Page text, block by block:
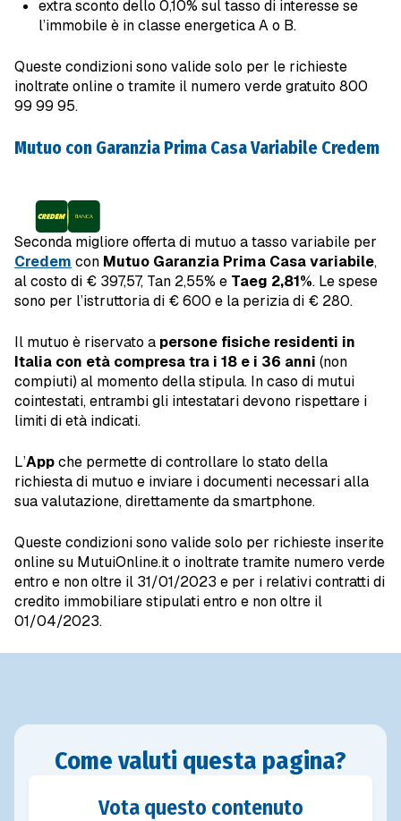
extra sconto dello 0,10% sul tasso di interesse se
l’immobile è in classe energetica A o B.
Queste condizioni sono valide solo per le richieste
inoltrate online o tramite il numero verde gratuito 800
99 99 95.
Mutuo con Garanzia Prima Casa Variabile Credem
Seconda migliore offerta di mutuo a tasso variabile per
Credem con Mutuo Garanzia Prima Casa variabile,
al costo di € 397,57, Tan 2,55% e Taeg 2,81%. Le spese
sono per l’istruttoria di € 600 e la perizia di € 280.
Il mutuo è riservato a persone fisiche residenti in
Italia con età compresa tra i 18 e i 36 anni (non
compiuti) al momento della stipula. In caso di mutui
cointestati, entrambi gli intestatari devono rispettare i
limiti di età indicati.
L’Appche permette di controllare lo stato della
richiesta di mutuo e inviare i documenti necessari alla
sua valutazione, direttamente da smartphone.
Queste condizioni sono valide solo per richieste inserite
online su MutuiOnline.it o inoltrate tramite numero verde
entro e non oltre il 31/01/2023 e per i relativi contratti di
credito immobiliare stipulati entro e non oltre il
01/04/2023.
Come valuti questa pagina?
Vota questo contenuto